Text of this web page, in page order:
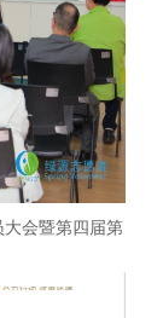
会暨第四届第